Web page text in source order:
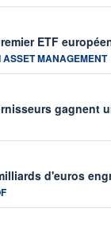
ETF
fournie par
ASSET MANAGEMENT
gagnent
par
d'euros
fournie par